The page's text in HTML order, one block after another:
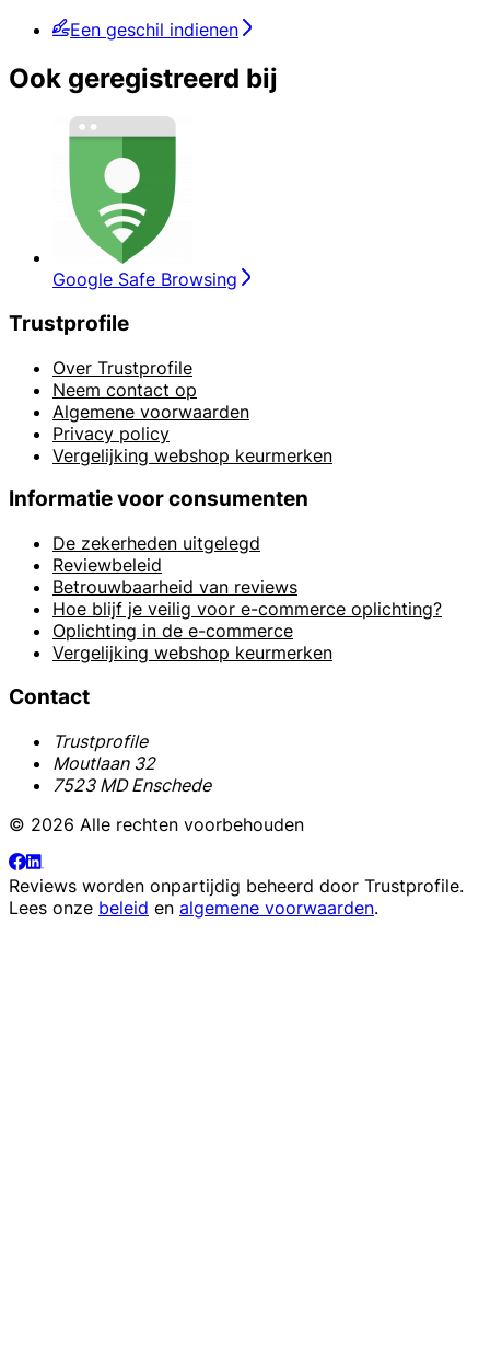
Een geschil indienen
Ook geregistreerd bij
Google Safe Browsing
Trustprofile
Over Trustprofile
Neem contact op
Algemene voorwaarden
Privacy policy
Vergelijking webshop keurmerken
Informatie voor consumenten
De zekerheden uitgelegd
Reviewbeleid
Betrouwbaarheid van reviews
Hoe blijf je veilig voor e-commerce oplichting?
Oplichting in de e-commerce
Vergelijking webshop keurmerken
Contact
Trustprofile
Moutlaan 32
7523 MD Enschede
© 2026 Alle rechten voorbehouden
Reviews worden onpartijdig beheerd door Trustprofile.
Lees onze beleid en algemene voorwaarden.